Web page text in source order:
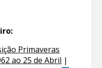
Primaveras
ao 25 de Abril |